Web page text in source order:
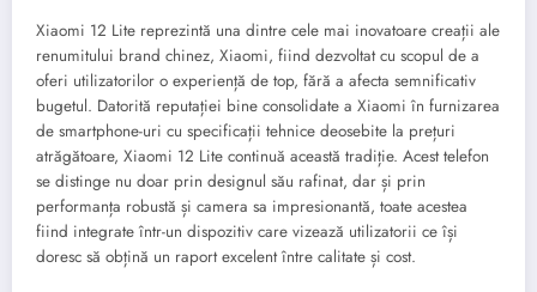
Xiaomi 12 Lite reprezintă una dintre cele mai inovatoare creații ale
renumitului brand chinez, Xiaomi, fiind dezvoltat cu scopul de a
oferi utilizatorilor o experiență de top, fără a afecta semnificativ
bugetul. Datorită reputației bine consolidate a Xiaomi în furnizarea
de smartphone-uri cu specificații tehnice deosebite la prețuri
atrăgătoare, Xiaomi 12 Lite continuă această tradiție. Acest telefon
se distinge nu doar prin designul său rafinat, dar și prin
performanța robustă și camera sa impresionantă, toate acestea
fiind integrate într-un dispozitiv care vizează utilizatorii ce își
doresc să obțină un raport excelent între calitate și cost.